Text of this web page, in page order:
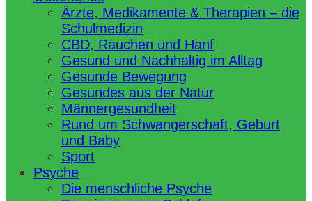
Ärzte, Medikamente & Therapien – die
Schulmedizin
CBD, Rauchen und Hanf
Gesund und Nachhaltig im Alltag
Gesunde Bewegung
Gesundes aus der Natur
Männergesundheit
Rund um Schwangerschaft, Geburt
und Baby
Sport
Psyche
Die menschliche Psyche